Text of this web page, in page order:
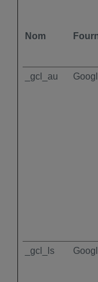
Nom
_gcl_au
_gcl_ls